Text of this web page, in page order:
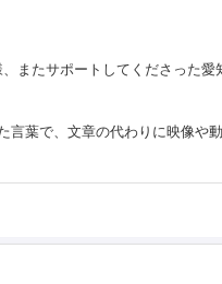
またサポートしてくださった
葉で、文章の代わりに映像や